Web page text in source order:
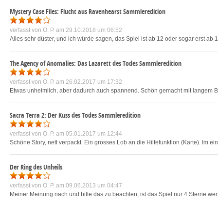
Mystery Case Files: Flucht aus Ravenhearst Sammleredition
verfasst von O. P. am 29.10.2018 um 06:52
Alles sehr düster, und ich würde sagen, das Spiel ist ab 12 oder sogar erst
The Agency of Anomalies: Das Lazarett des Todes Sammleredition
verfasst von O. P. am 26.02.2017 um 17:32
Etwas unheimlich, aber dadurch auch spannend. Schön gemacht mit
Sacra Terra 2: Der Kuss des Todes Sammleredition
verfasst von O. P. am 05.01.2017 um 12:44
Schöne Story, nett verpackt. Ein grosses Lob an die Hilfefunktion (Karte). Im
Der Ring des Unheils
verfasst von O. P. am 09.06.2013 um 04:47
Meiner Meinung nach und bitte das zu beachten, ist das Spiel nur 4 Sterne